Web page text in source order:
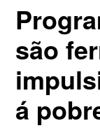
são
á